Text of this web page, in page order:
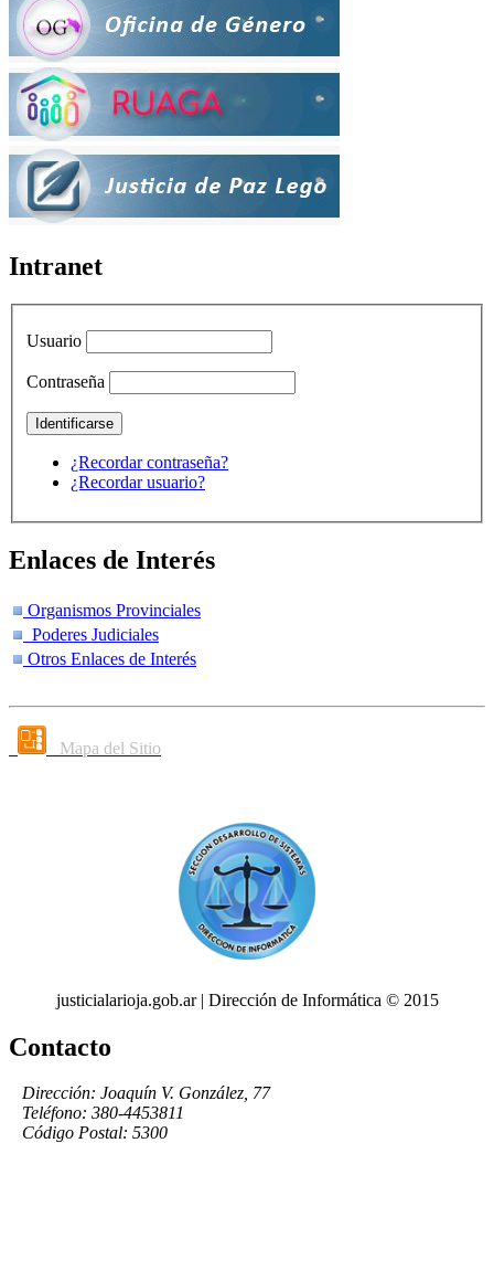
Intranet
Usuario
Contraseña
¿Recordar contraseña?
¿Recordar usuario?
Enlaces de Interés
Organismos Provinciales
Poderes Judiciales
Otros Enlaces de Interés
Mapa del Sitio
justicialarioja.gob.ar | Dirección de Informática © 2015
Contacto
Dirección: Joaquín V. González, 77
Teléfono: 380-4453811
Código Postal: 5300